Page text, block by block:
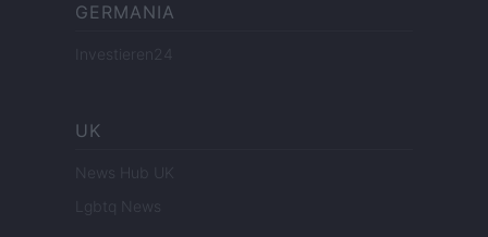
GERMANIA
Investieren24
UK
News Hub UK
Lgbtq News